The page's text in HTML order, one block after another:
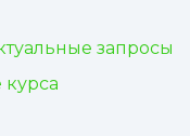
запросы